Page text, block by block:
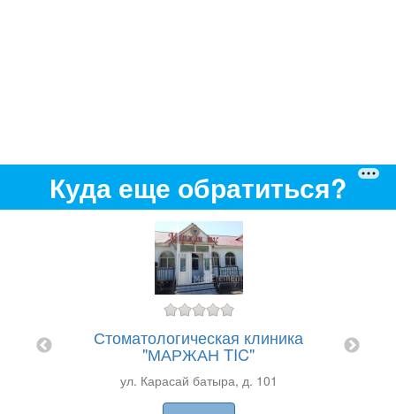
Куда еще обратиться?
Стоматологическая клиника
"МАРЖАН TIC"
ул. Карасай батыра, д. 101